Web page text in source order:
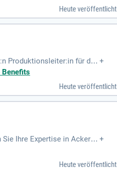
Heute veröffentlicht
Produktionsleiter:in für die +
Benefits
Heute veröffentlicht
Ihre Expertise in Ackerba +
Heute veröffentlicht